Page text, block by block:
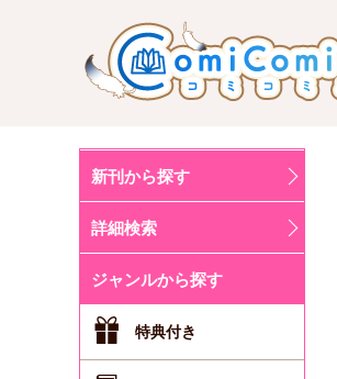
新刊から探す
詳細検索
ジャンルから探す
特典付き